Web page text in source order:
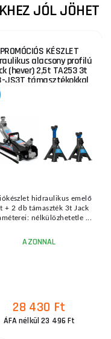
JÓL JÖHET
PROMÓCIÓS KÉSZLET
alacsony profilú
(hever) 2,5t TA253 3t
JS3T támasztékokkal
hidraulikus emelő
+ 2 db támaszték 3t Jack
nélkülözhetetle ...
AZONNAL
28 430 Ft
ÁFA nélkül 23 496 Ft